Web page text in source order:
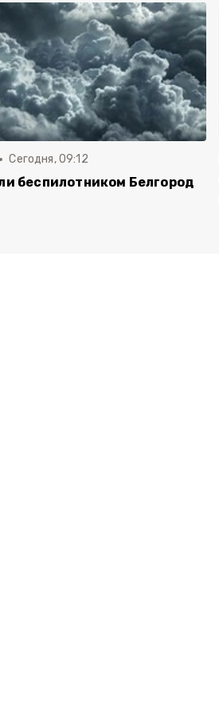
Сегодня, 09:12
беспилотником Белгород